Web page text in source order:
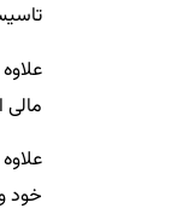
مالی
خود